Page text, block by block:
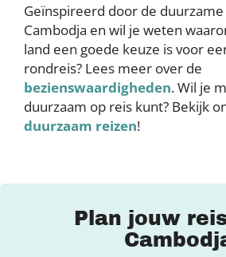
Geïnspireerd door de duurzame
Cambodja en wil je weten
land een goede keuze is voor
rondreis? Lees meer over de
bezienswaardigheden. Wil je
duurzaam op reis kunt? Bekijk
duurzaam reizen!
Plan jouw